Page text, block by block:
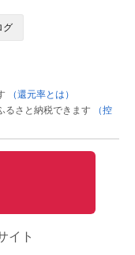
グ
（還元率とは）
るさと納税できます
（控
イト